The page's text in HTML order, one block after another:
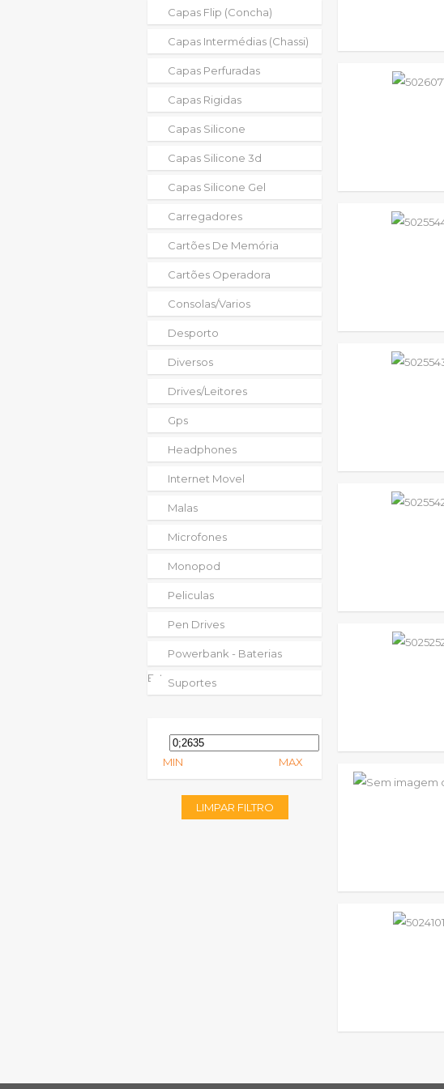
Capas Flip (concha)
Capas Intermédias (chassi)
Capas Perfuradas
Capas Rigidas
Capas Silicone
Capas Silicone 3d
Capas Silicone Gel
Carregadores
Cartões De Memória
Cartões Operadora
Consolas/varios
Desporto
Diversos
Drives/leitores
Gps
Headphones
Internet Movel
Malas
Microfones
Monopod
Peliculas
Pen Drives
Powerbank - Baterias
ExternasSuportes
MIN MAX
LIMPAR FILTRO